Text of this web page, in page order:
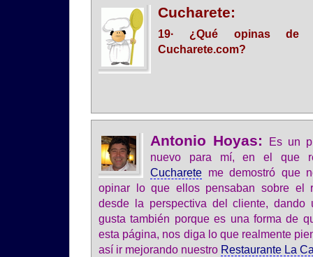
Cucharete:
19· ¿Qué opinas de
Cucharete.com?
Antonio Hoyas:
Es un
nuevo para mí, en el que
Cucharete me demostró que
opinar lo que ellos pensaban sobre el
desde la perspectiva del cliente, dando
gusta también porque es una forma de
esta página, nos diga lo que realmente
así ir mejorando nuestro Restaurante La